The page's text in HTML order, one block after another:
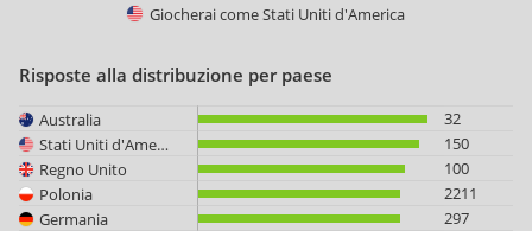
Giocherai comeStati Uniti d'America
Risposte alla distribuzione per paese
Australia
32
Stati Uniti d'America
150
Regno Unito
100
Polonia
2211
Germania
297